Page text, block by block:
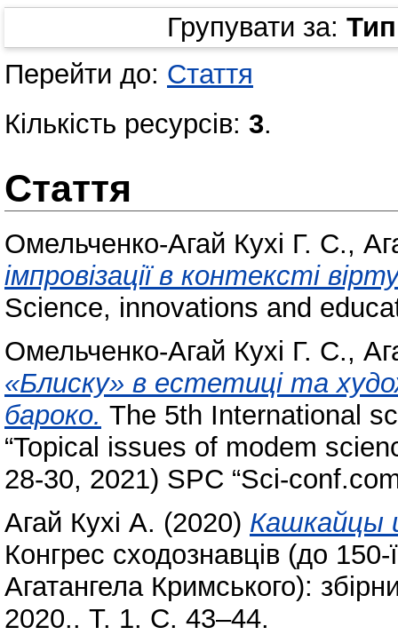
Групувати за:
Перейти до: Стаття
Кількість ресурсів: 3.
Стаття
Омельченко-Агай Кухі Г. С.,
імпровізації в контексті
Science, innovations and
Омельченко-Агай Кухі Г. С.,
«Блиску» в естетиці та
бароко. The 5th International
“Topical issues of modem
28-30, 2021) SPC “Sci-
Агай Кухі А. (2020) Кашкайцы
Конгрес сходознавців (до
Агатангела Кримського):
2020.. Т. 1. С. 43–44.